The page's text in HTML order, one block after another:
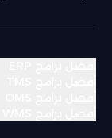
منطقة